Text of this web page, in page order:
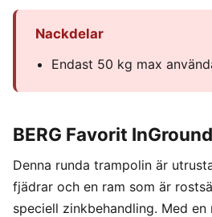
Nackdelar
Endast 50 kg max
BERG Favorit
Denna runda trampolin är
fjädrar och en ram som är
speciell zinkbehandling. Med